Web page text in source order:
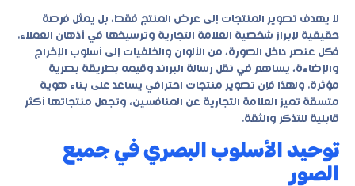
لا يهدف تصوير المنتجات إلى عرض المنتج فقط، بل يمثل فرصة
حقيقية لإبراز شخصية العلامة التجارية وترسيخها في أذهان العملاء.
فكل عنصر داخل الصورة، من الألوان والخلفيات إلى أسلوب الإخراج
والإضاءة، يساهم في نقل رسالة البراند وقيمه بطريقة بصرية
مؤثرة. ولهذا فإن تصوير منتجات احترافي يساعد على بناء هوية
متسقة تميز العلامة التجارية عن المنافسين، وتجعل منتجاتها أكثر
قابلية للتذكر والثقة.
توحيد الأسلوب البصري في جميع
الصور